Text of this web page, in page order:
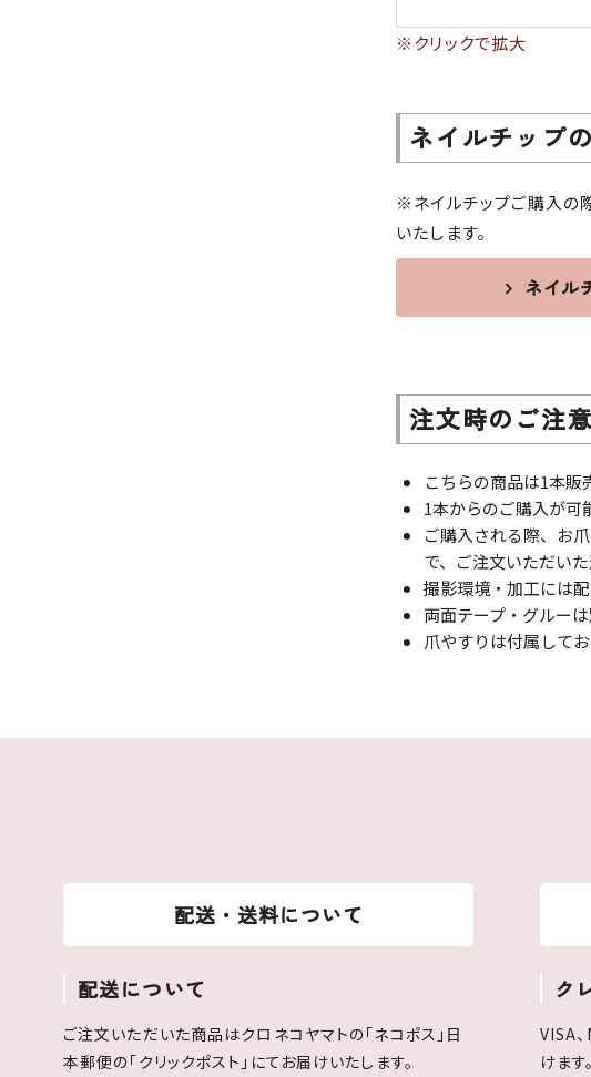
※クリックで拡大
ネイルチップ
※ネイルチップご購入の
いたします。
ネイル
注文時のご注意
こちらの商品は1本販
1本からのご購入が可
ご購入される際、お
で、ご注文いただい
撮影環境・加工には
両面テープ・グルーは
爪やすりは付属してお
配送・送料について
配送について
ご注文いただいた商品はクロネコヤマトの「ネコポス」日
本郵便の「クリックポスト」にてお届けいたします。
ク
VISA
けます。